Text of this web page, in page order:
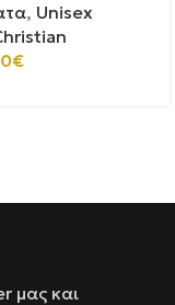
, Unisex
€
μας και